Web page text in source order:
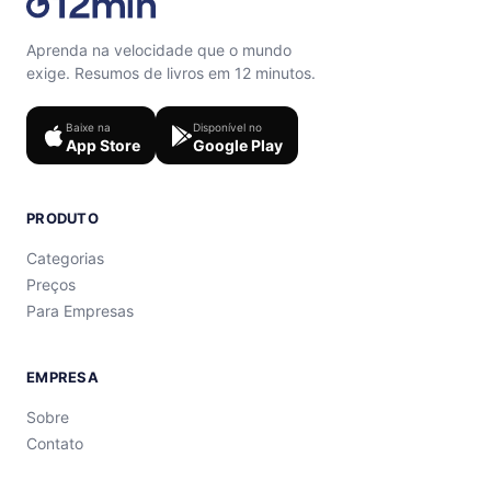
Aprenda na velocidade que o mundo
exige. Resumos de livros em 12 minutos.
Baixe na
App Store
Disponível no
Google Play
PRODUTO
Categorias
Preços
Para Empresas
EMPRESA
Sobre
Contato